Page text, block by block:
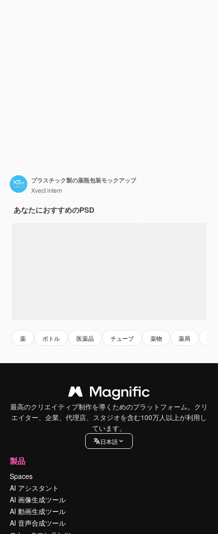
プラスチック製の薬瓶包装モックアップ
Xvect intern
あなたにおすすめのPSD
薬 ボトル 医薬品 チューブ 薬物 薬局
最高のクリエイティブ制作を導くためのプラットフォーム。クリ
エイター、企業、代理店、スタジオを含む100万人以上が利用し
ています。
日本語
製品
Spaces
AI アシスタント
AI 画像生成ツール
AI 動画生成ツール
AI 音声合成ツール